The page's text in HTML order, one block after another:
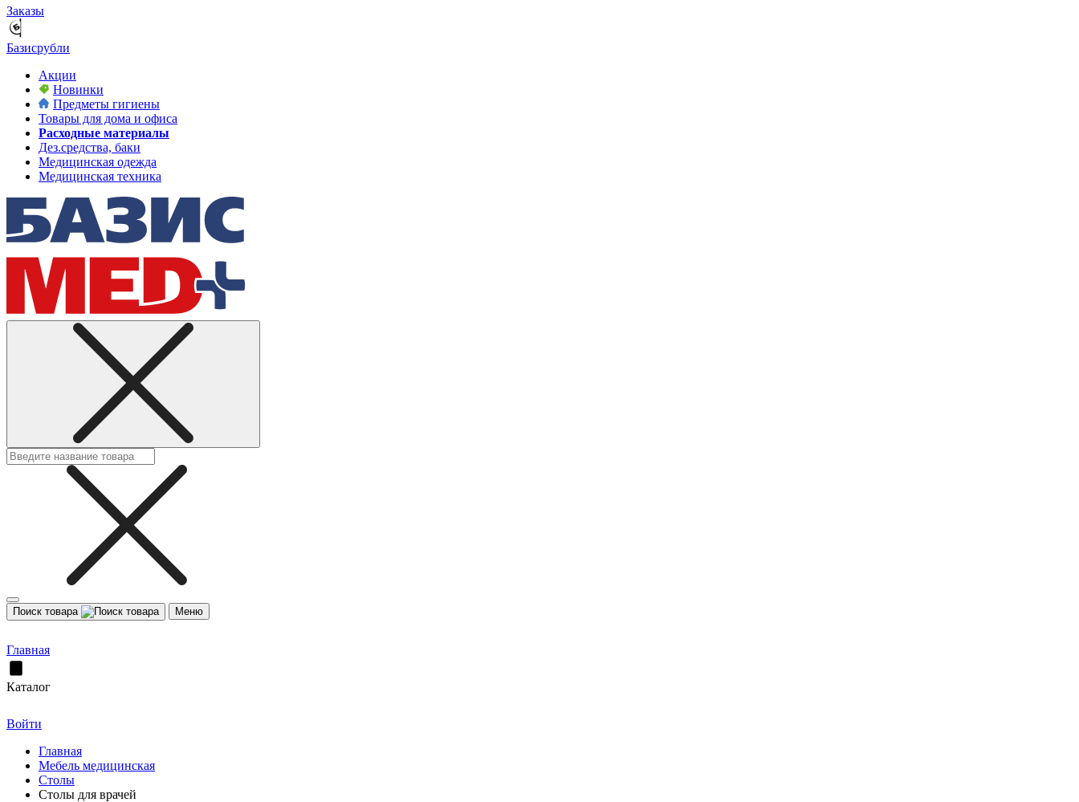
Заказы
Базисрубли
Акции
Новинки
Предметы гигиены
Товары для дома и офиса
Расходные материалы
Дез.средства, баки
Медицинская одежда
Медицинская техника
Поиск товара Меню
Главная
Каталог
Войти
Главная
Мебель медицинская
Столы
Столы для врачей